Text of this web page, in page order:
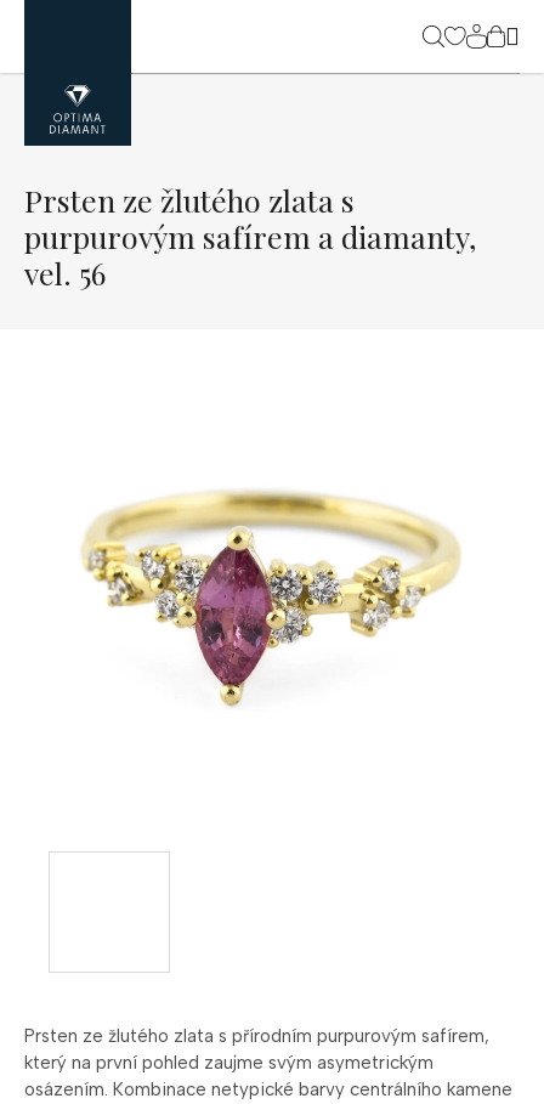
obsah
Prsten ze žlutého zlata s přírodním purpurovým safírem,
který na první pohled zaujme svým asymetrickým
osázením. Kombinace netypické barvy centrálního kamene
Prsten ze žlutého zlata s
purpurovým safírem a diamanty,
vel. 56